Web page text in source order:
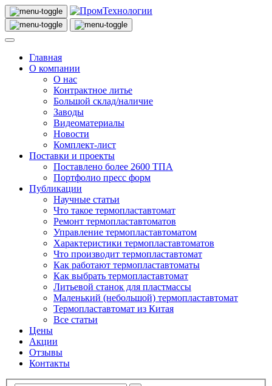
Главная
О компании
О нас
Контрактное литье
Большой склад/наличие
Заводы
Видеоматериалы
Новости
Комплект-лист
Поставки и проекты
Поставлено более 2600 ТПА
Портфолио пресс форм
Публикации
Научные статьи
Что такое термопластавтомат
Ремонт термопластавтоматов
Управление термопластавтоматом
Характеристики термопластавтоматов
Что производит термопластавтомат
Как работают термопластавтоматы
Как выбрать термопластавтомат
Литьевой станок для пластмассы
Маленький (небольшой) термопластавтомат
Термопластавтомат из Китая
Все статьи
Цены
Акции
Отзывы
Контакты